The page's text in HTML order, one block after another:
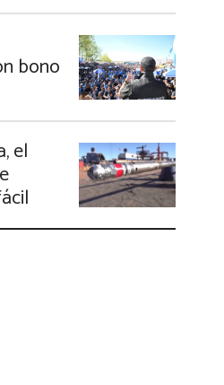
bono
el